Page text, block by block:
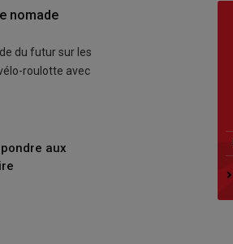
nomade
du futur sur les
roulotte avec
aux